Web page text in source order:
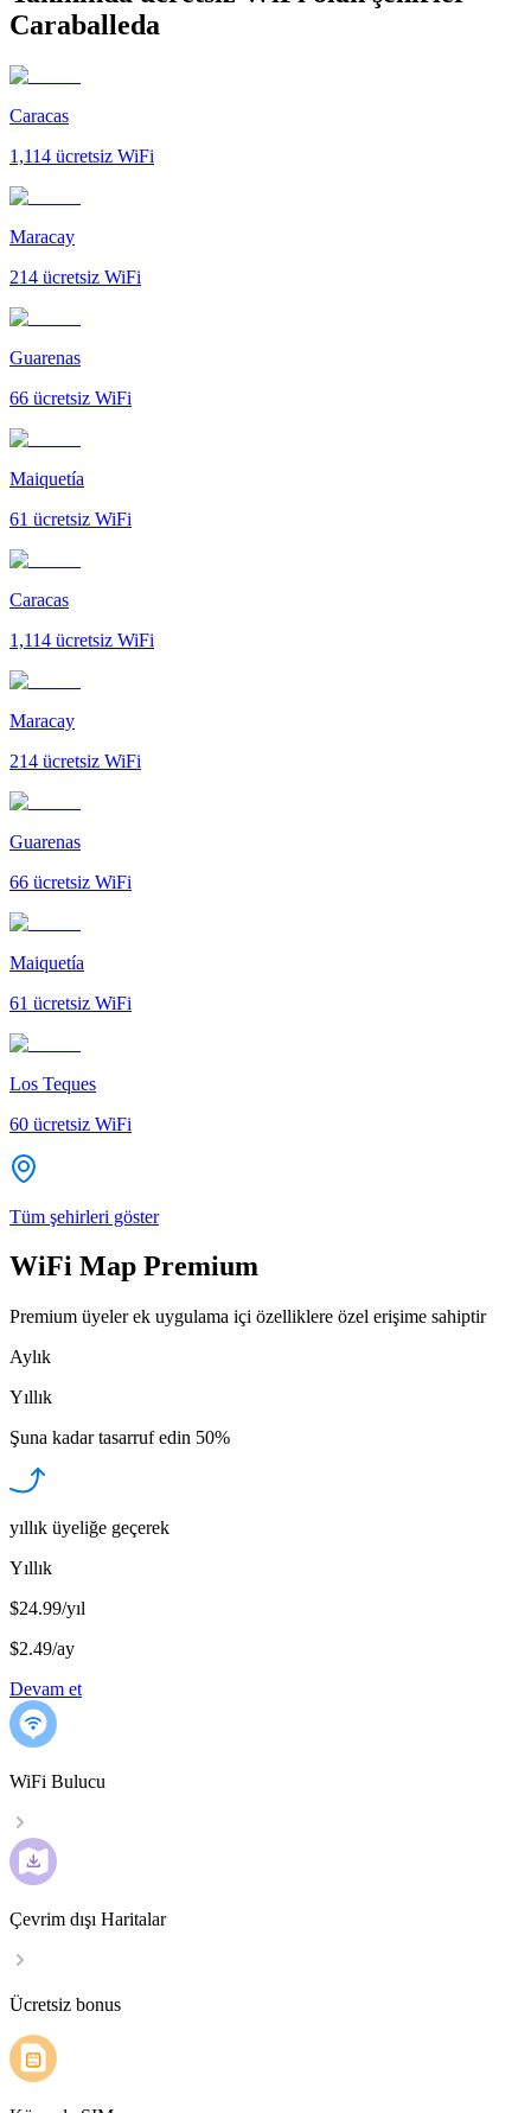
Caraballeda
Caracas
1,114 ücretsiz WiFi
Maracay
214 ücretsiz WiFi
Guarenas
66 ücretsiz WiFi
Maiquetía
61 ücretsiz WiFi
Caracas
1,114 ücretsiz WiFi
Maracay
214 ücretsiz WiFi
Guarenas
66 ücretsiz WiFi
Maiquetía
61 ücretsiz WiFi
Los Teques
60 ücretsiz WiFi
Tüm şehirleri göster
WiFi Map Premium
Premium üyeler ek uygulama içi özelliklere özel erişime sahiptir
Aylık
Yıllık
Şuna kadar tasarruf edin 50%
yıllık üyeliğe geçerek
Yıllık
$24.99/yıl
$2.49/ay
Devam et
WiFi Bulucu
Çevrim dışı Haritalar
Ücretsiz bonus